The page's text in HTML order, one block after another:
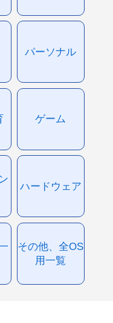
パーソナル
ゲーム
ハードウェア
その他、全OS
用一覧